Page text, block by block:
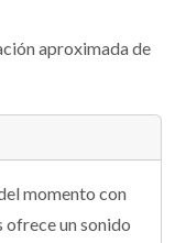
aproximada de
momento con
un sonido